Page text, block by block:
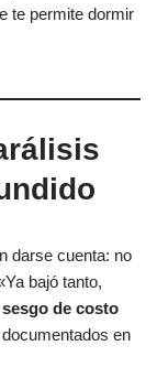
te permite dormir
darse cuenta: no
bajó tanto,
sesgo de costo
en